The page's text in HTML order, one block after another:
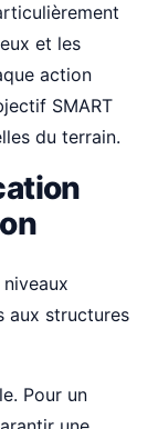
et les
action
SMART
du terrain.
aux structures
Pour un